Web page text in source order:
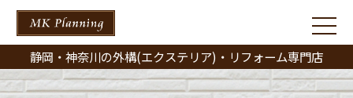
静岡・神奈川の外構(エクステリア)・リフォーム専門店